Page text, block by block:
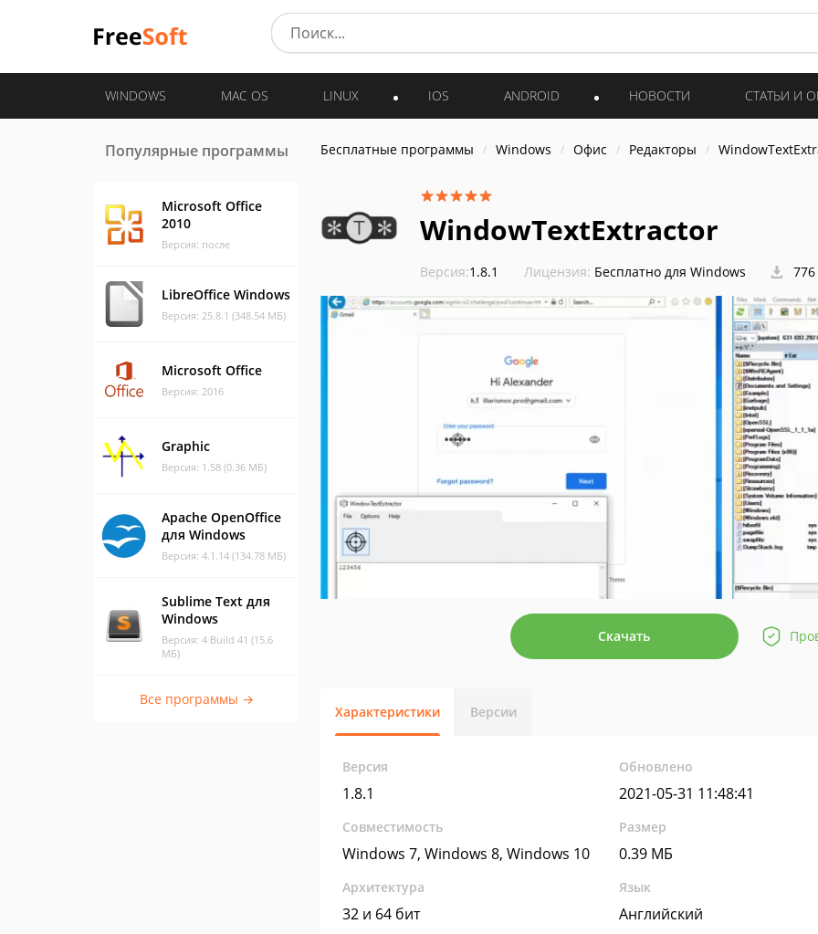
WINDOWS MAC OS LINUX IOS ANDROID НОВОСТИ СТАТЬИ И
Популярные программы
Microsoft Office
2010
Версия: после
LibreOffice Windows
Версия: 25.8.1 (348.54 МБ)
Microsoft Office
Версия: 2016
Graphic
Версия: 1.58 (0.36 МБ)
Apache OpenOffice
для Windows
Версия: 4.1.14 (134.78 МБ)
Sublime Text для
Windows
Версия: 4 Build 41 (15.6
МБ)
Все программы →
Бесплатные программы Windows Офис Редакторы
WindowTextExtractor
Версия:1.8.1 Лицензия: Бесплатно для Windows
Скачать
Характеристики Версии
Версия
1.8.1
Обновлено
2021-05-31 11:48:41
Совместимость
Windows 7, Windows 8, Windows 10
Размер
0.39 МБ
Архитектура
32 и 64 бит
Язык
Английский